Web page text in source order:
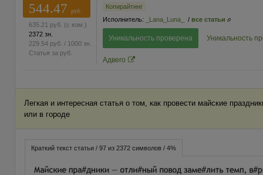
544.47
руб.
635.21 руб. (с ком.)
2372 зн.
229.54 руб. / 1000 зн.
Статья за руб.
Копирайтинг
Исполнитель:
_Lana_Luna_ / все статьи
Уникальность проверена Уникальность
Адвего
Легкая и интересная статья о том, как провести майские
или в городе
Краткий текст статьи / 97 из 2372 символов / 4%